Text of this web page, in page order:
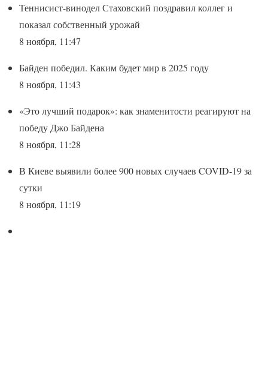
Теннисист-винодел Стаховский поздравил коллег и
показал собственный урожай
8 ноября, 11:47
Байден победил. Каким будет мир в 2025 году
8 ноября, 11:43
«Это лучший подарок»: как знаменитости реагируют на
победу Джо Байдена
8 ноября, 11:28
В Киеве выявили более 900 новых случаев COVID-19 за
сутки
8 ноября, 11:19